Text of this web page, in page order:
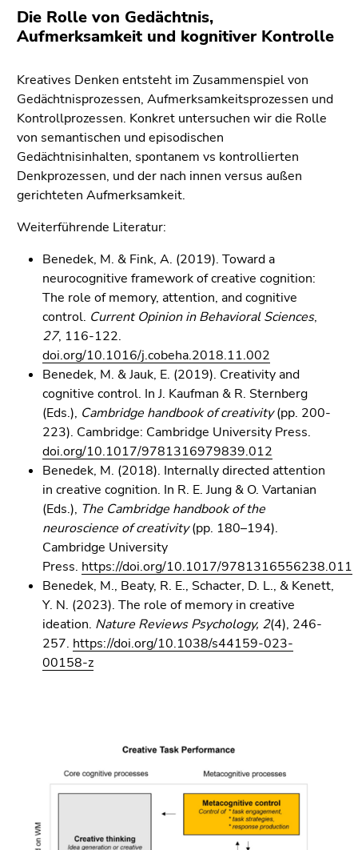
Zu
den
(Zugriffstaste
5)
Zu
den
Seiteneinstellungen
(Benutzer/Sprache)
(Zugriffstaste
Zur
Suche
(Zugriffstaste
Die Rolle von Gedächtnis,
Aufmerksamkeit und kognitiver Kontrolle
Kreatives Denken entsteht im Zusammenspiel von
Gedächtnisprozessen, Aufmerksamkeitsprozessen und
Kontrollprozessen. Konkret untersuchen wir die Rolle
von semantischen und episodischen
Gedächtnisinhalten, spontanem vs kontrollierten
Denkprozessen, und der nach innen versus außen
gerichteten Aufmerksamkeit.
Weiterführende Literatur:
Benedek, M. & Fink, A. (2019). Toward a
neurocognitive framework of creative cognition:
The role of memory, attention, and cognitive
control. Current Opinion in Behavioral Sciences,
27, 116-122.
doi.org/10.1016/j.cobeha.2018.11.002
Benedek, M. & Jauk, E. (2019). Creativity and
cognitive control. In J. Kaufman & R. Sternberg
(Eds.), Cambridge handbook of creativity(pp. 200-
223). Cambridge: Cambridge University Press.
doi.org/10.1017/9781316979839.012
Benedek, M. (2018). Internally directed attention
in creative cognition. In R. E. Jung & O. Vartanian
(Eds.), The Cambridge handbook of the
neuroscience of creativity(pp. 180–194).
Cambridge University
Press. https://doi.org/10.1017/9781316556238.011
Benedek, M., Beaty, R. E., Schacter, D. L., & Kenett,
Y. N. (2023). The role of memory in creative
ideation. Nature Reviews Psychology, 2(4), 246-
257. https://doi.org/10.1038/s44159-023-
00158-z